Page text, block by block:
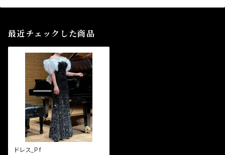
最近チェックした商品
ドレス_Pf